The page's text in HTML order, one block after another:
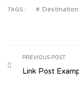
TAGS : Destination
PREVIOUS POST
Link Post